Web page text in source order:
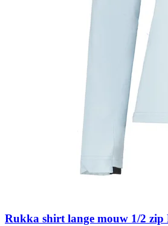
Rukka shirt lange mouw 1/2 zip